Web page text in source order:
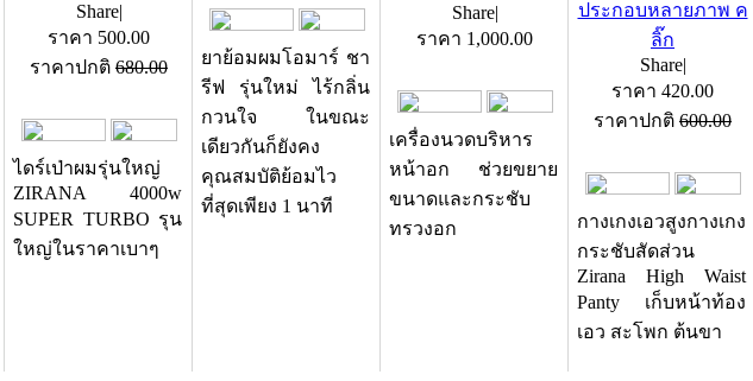
Share|
ราคา 500.00
ราคาปกติ 680.00
ไดร์เป่าผมรุ่นใหญ่
ZIRANA 4000w
SUPER TURBO รุน
ใหญ่ในราคาเบาๆ
ยาย้อมผมโอมาร์ ชา
รีฟ รุ่นใหม่ ไร้กลิ่น
กวนใจ ในขณะ
เดียวกันก็ยังคง
คุณสมบัติย้อมไว
ที่สุดเพียง 1 นาที
Share|
ราคา 1,000.00
เครื่องนวดบริหาร
หน้าอก ช่วยขยาย
ขนาดและกระชับ
ทรวงอก
Share|
ราคา 420.00
ราคาปกติ 600.00
กางเกงเอวสูงกางเกง
กระชับสัดส่วน
Zirana High Waist
Panty เก็บหน้าท้อง
เอว สะโพก ต้นขา